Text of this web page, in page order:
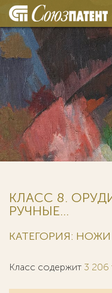
КЛАСС 8.
РУЧНЫЕ...
КАТЕГОРИЯ:
Класс содержит 3 206